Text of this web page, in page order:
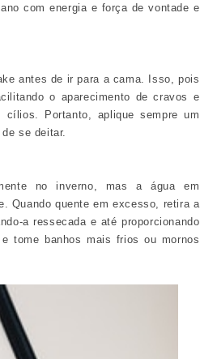
com energia e força de vontade e
antes de ir para a cama. Isso, pois
o aparecimento de cravos e
cílios. Portanto, aplique sempre um
se deitar.
no inverno, mas a água em
Quando quente em excesso, retira a
a ressecada e até proporcionando
tome banhos mais frios ou mornos